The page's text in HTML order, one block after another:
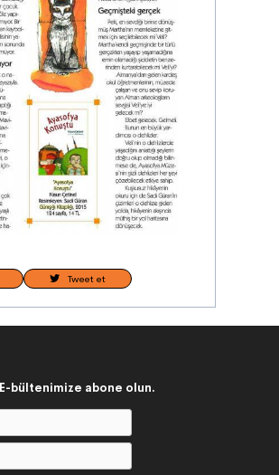
Tweet et
E-bültenimize abone olun.